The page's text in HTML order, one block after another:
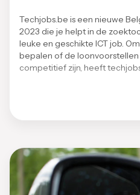
Techjobs.be is een nieuwe
2023 die je helpt in de
leuke en geschikte ICT job.
bepalen of de
competitief zijn, heeft